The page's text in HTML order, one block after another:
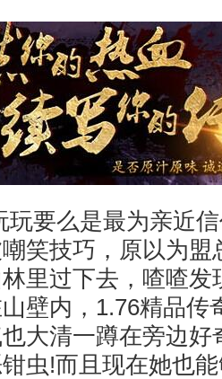
要么是最为亲近
笑技巧，原以为盟
里过下去，喳喳发
壁内，1.76精品传
大清一蹲在旁边好
虫!而且现在她也